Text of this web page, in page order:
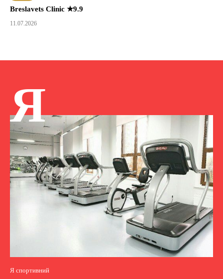
Breslavets Clinic ★9.9
11.07.2026
Я
Я спортивний